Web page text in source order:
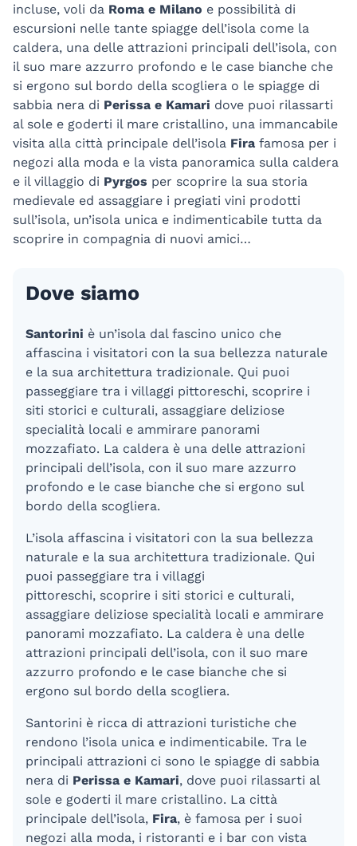
incluse, voli da Roma e Milano e possibilità di
escursioni nelle tante spiagge dell’isola come la
caldera, una delle attrazioni principali dell’isola, con
il suo mare azzurro profondo e le case bianche che
si ergono sul bordo della scogliera o le spiagge di
sabbia nera di Perissa e Kamari dove puoi rilassarti
al sole e goderti il mare cristallino, una immancabile
visita alla città principale dell’isola Fira famosa per i
negozi alla moda e la vista panoramica sulla caldera
e il villaggio di Pyrgos per scoprire la sua storia
medievale ed assaggiare i pregiati vini prodotti
sull’isola, un’isola unica e indimenticabile tutta da
scoprire in compagnia di nuovi amici…
Dove siamo
Santorini è un’isola dal fascino unico che
affascina i visitatori con la sua bellezza naturale
e la sua architettura tradizionale. Qui puoi
passeggiare tra i villaggi pittoreschi, scoprire i
siti storici e culturali, assaggiare deliziose
specialità locali e ammirare panorami
mozzafiato. La caldera è una delle attrazioni
principali dell’isola, con il suo mare azzurro
profondo e le case bianche che si ergono sul
bordo della scogliera.
L’isola affascina i visitatori con la sua bellezza
naturale e la sua architettura tradizionale. Qui
puoi passeggiare tra i villaggi
pittoreschi, scoprire i siti storici e culturali,
assaggiare deliziose specialità locali e ammirare
panorami mozzafiato. La caldera è una delle
attrazioni principali dell’isola, con il suo mare
azzurro profondo e le case bianche che si
ergono sul bordo della scogliera.
Santorini è ricca di attrazioni turistiche che
rendono l’isola unica e indimenticabile. Tra le
principali attrazioni ci sono le spiagge di sabbia
nera di Perissa e Kamari, dove puoi rilassarti al
sole e goderti il mare cristallino. La città
principale dell’isola, Fira, è famosa per i suoi
negozi alla moda, i ristoranti e i bar con vista